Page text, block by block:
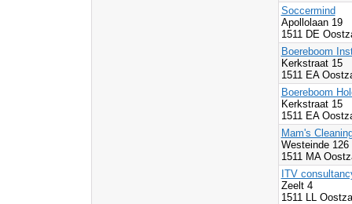
Soccermind
Apollolaan 19
1511 DE
Boereboom
Kerkstraat 15
1511 EA
Boereboom
Kerkstraat 15
1511 EA
Mam's
Westeinde 126
1511 MA
ITV
Zeelt 4
1511 LL